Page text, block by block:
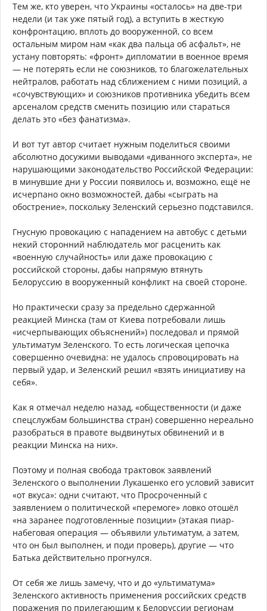
Тем же, кто уверен, что Украины «осталось» на две-три
недели (и так уже пятый год), а вступить в жесткую
конфронтацию, вплоть до вооруженной, со всем
остальным миром нам «как два пальца об асфальт», не
устану повторять: «фронт» дипломатии в военное время
— не потерять если не союзников, то благожелательных
нейтралов, работать над сближением с ними позиций, а
«сочувствующих» и союзников противника убедить всем
арсеналом средств сменить позицию или стараться
делать это «без фанатизма».
И вот тут автор считает нужным поделиться своими
абсолютно досужими выводами «диванного эксперта», не
нарушающими законодательство Российской Федерации:
в минувшие дни у России появилось и, возможно, ещё не
исчерпано окно возможностей, дабы «сыграть на
обострение», поскольку Зеленский серьезно подставился.
Гнусную провокацию с нападением на автобус с детьми
некий сторонний наблюдатель мог расценить как
«военную случайность» или даже провокацию с
российской стороны, дабы напрямую втянуть
Белоруссию в вооруженный конфликт на своей стороне.
Но практически сразу за предельно сдержанной
реакцией Минска (там от Киева потребовали лишь
«исчерпывающих объяснений») последовал и прямой
ультиматум Зеленского. То есть логическая цепочка
совершенно очевидна: не удалось спровоцировать на
первый удар, и Зеленский решил «взять инициативу на
себя».
Как я отмечал неделю назад, «общественности (и даже
спецслужбам большинства стран) совершенно нереально
разобраться в правоте выдвинутых обвинений и в
реакции Минска на них».
Поэтому и полная свобода трактовок заявлений
Зеленского о выполнении Лукашенко его условий зависит
«от вкуса»: одни считают, что Просроченный с
заявлением о политической «перемоге» ловко отошёл
«на заранее подготовленные позиции» (этакая пиар-
набеговая операция — объявили ультиматум, а затем,
что он был выполнен, и поди проверь), другие — что
Батька действительно прогнулся.
От себя же лишь замечу, что и до «ультиматума»
Зеленского активность применения российских средств
поражения по прилегающим к Белоруссии регионам